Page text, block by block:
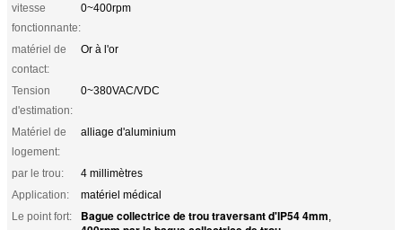
vitesse
fonctionnante:
0~400rpm
matériel de
contact:
Or à l'or
Tension
d'estimation:
0~380VAC/VDC
Matériel de
logement:
alliage d'aluminium
par le trou:
4 millimètres
Application:
matériel médical
Le point fort:
Bague collectrice de trou traversant d'IP54 4mm,